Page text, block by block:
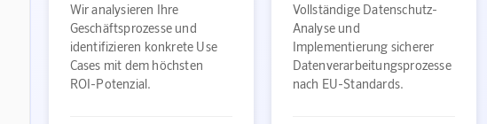
Wir analysieren Ihre
Geschäftsprozesse und
identifizieren konkrete Use
Cases mit dem höchsten
ROI-Potenzial.
Vollständige Datenschutz-
Analyse und
Implementierung sicherer
Datenverarbeitungsprozesse
nach EU-Standards.